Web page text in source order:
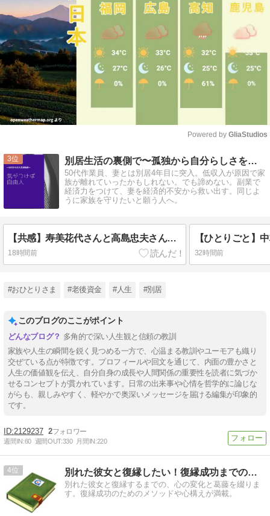
Mute
Powered by GliaStudios
3 別居生活の裏側で〜孤独から自分らしさを取り戻すブログ
50代作業員、妻とは別居4年目に突入。低収入が原因で家
族が離れていったかもしれない。でも諦めない。副業で
経済力をつけて、妻を経済的不安から救い出す。同じよ
うに家族を守りたいと願う人へ。
【共感】寿美花代さんと高島忠夫さんの夫婦愛って、凄くないですか？
18時間前 32時間前
#おひとりさま #老後資金 #人生 #別居
このブログのここがポイント
多角的で深い人生観と信頼の教訓
家族や人生の瞬間を鋭く見つめる一方で、心温まる教訓やユーモアも織り
交ぜている点が特徴です。プロフィールや回文を通じて、内面の豊かさと
人生の価値観を伝え、自分自身の成長や人間関係の重要性を読者に気づか
せるコンセプトが貫かれています。日常の出来事や心情を哲学的に論じな
がらも、親しみやすく、軽やかで奥深いメッセージを届ける編集が印象的
です。
2129237 2
週間IN:60 週間OUT:330 月間IN:220
4 別れた彼女と復縁したい！復縁成功までのチャレンジ
別れた彼女と復縁するまでの、心の変化と葛藤を綴りま
す。復縁成功のためのメソッドや心構えが満載。